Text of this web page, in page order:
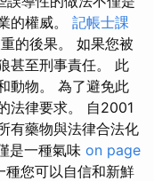
的權威。 記帳士課
的後果。 如果您被
甚至刑事責任。 此
動物。 為了避免此
法律要求。 自2001
有藥物與法律合法化
是一種氣味 on page
種您可以自信和新鮮